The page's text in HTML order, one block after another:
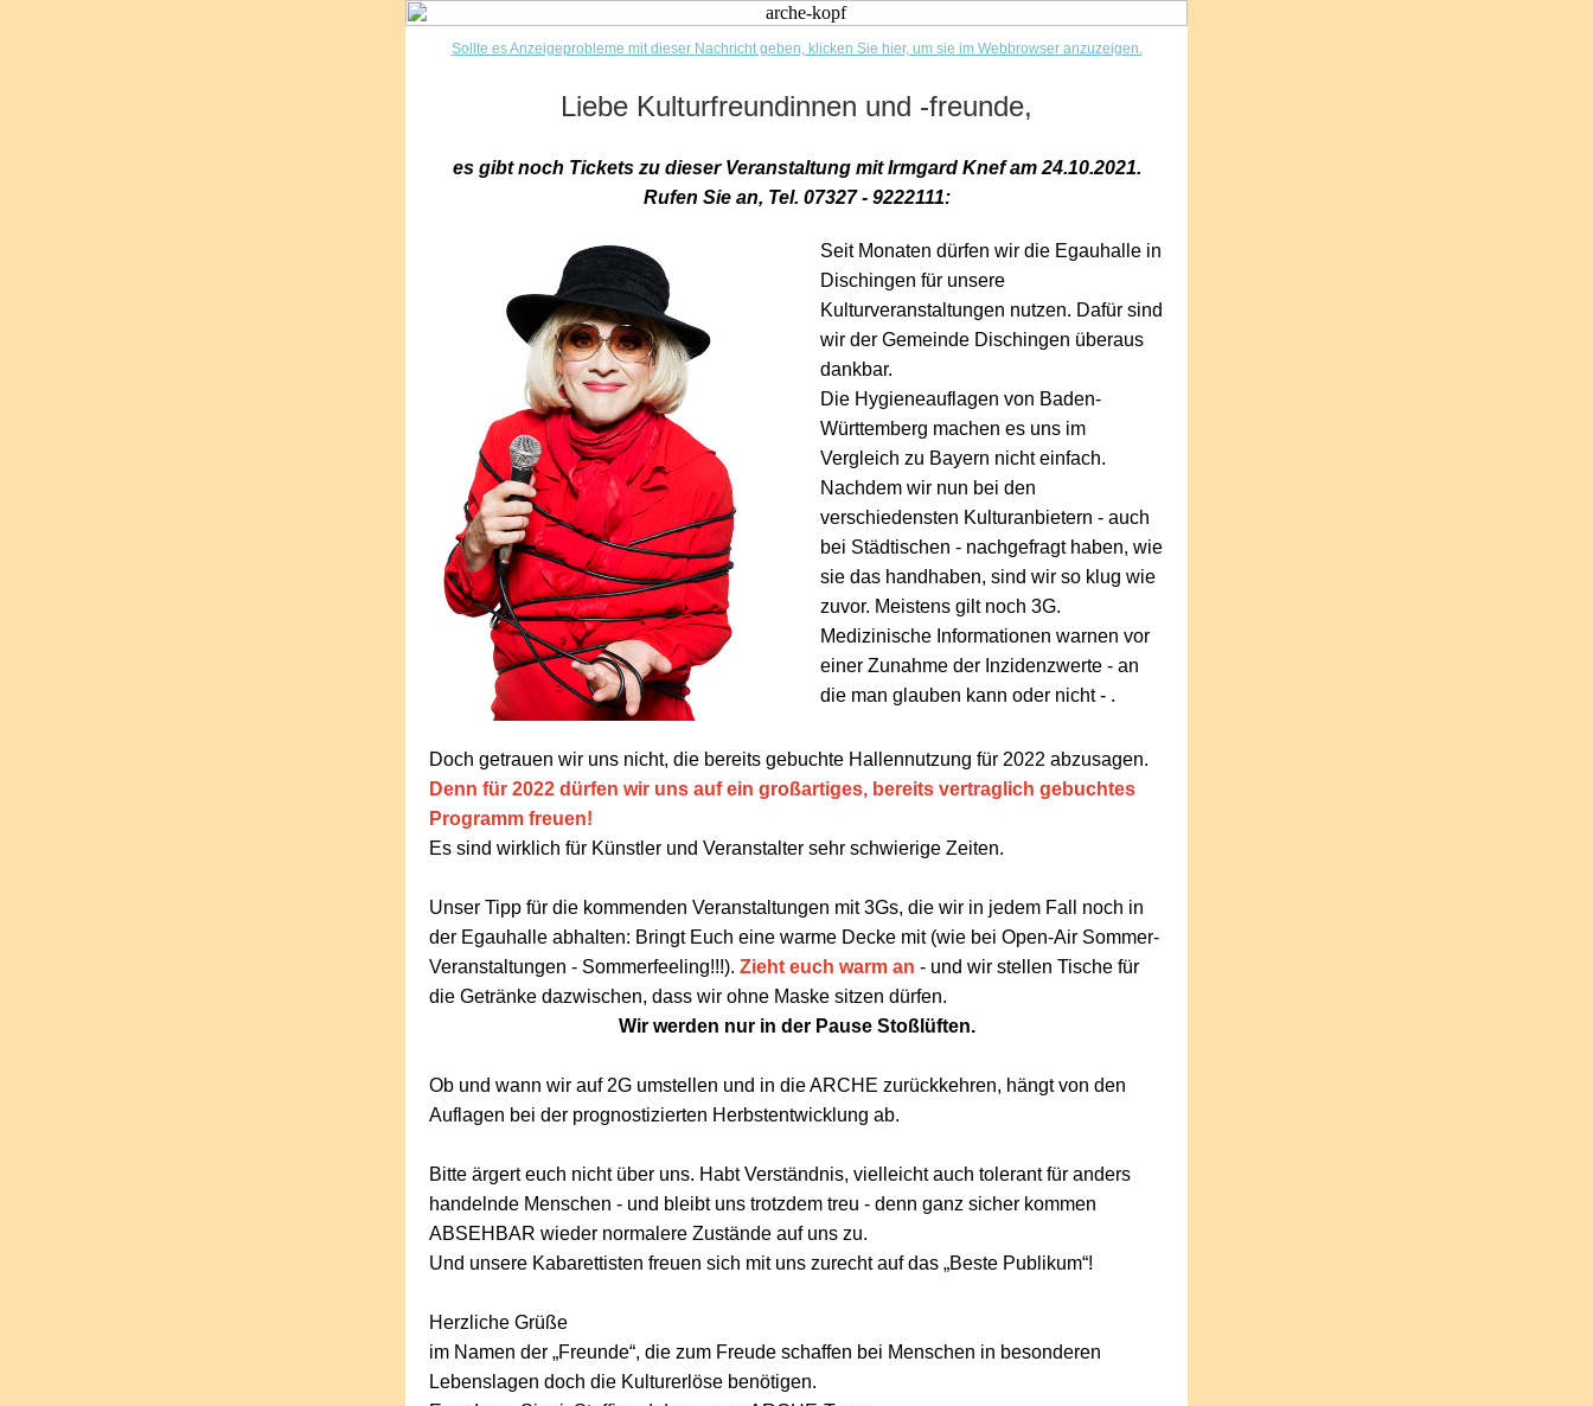
Sollte es Anzeigeprobleme mit dieser Nachricht geben, klicken Sie hier, um sie im Webbrowser anzuzeigen.
Liebe Kulturfreundinnen und -freunde,
es gibt noch Tickets zu dieser Veranstaltung mit Irmgard Knef am 24.10.2021.
Rufen Sie an, Tel. 07327 - 9222111:
Seit Monaten dürfen wir die Egauhalle in
Dischingen für unsere
Kulturveranstaltungen nutzen. Dafür sind
wir der Gemeinde Dischingen überaus
dankbar.
Die Hygieneauflagen von Baden-
Württemberg machen es uns im
Vergleich zu Bayern nicht einfach.
Nachdem wir nun bei den
verschiedensten Kulturanbietern - auch
bei Städtischen - nachgefragt haben, wie
sie das handhaben, sind wir so klug wie
zuvor. Meistens gilt noch 3G.
Medizinische Informationen warnen vor
einer Zunahme der Inzidenzwerte - an
die man glauben kann oder nicht - .
Doch getrauen wir uns nicht, die bereits gebuchte Hallennutzung für 2022 abzusagen.
Denn für 2022 dürfen wir uns auf ein großartiges, bereits vertraglich gebuchtes
Programm freuen!
Es sind wirklich für Künstler und Veranstalter sehr schwierige Zeiten.
Unser Tipp für die kommenden Veranstaltungen mit 3Gs, die wir in jedem Fall noch in
der Egauhalle abhalten: Bringt Euch eine warme Decke mit (wie bei Open-Air Sommer-
Veranstaltungen - Sommerfeeling!!!). Zieht euch warm an - und wir stellen Tische für
die Getränke dazwischen, dass wir ohne Maske sitzen dürfen.
Wir werden nur in der Pause Stoßlüften.
Ob und wann wir auf 2G umstellen und in die ARCHE zurückkehren, hängt von den
Auflagen bei der prognostizierten Herbstentwicklung ab.
Bitte ärgert euch nicht über uns. Habt Verständnis, vielleicht auch tolerant für anders
handelnde Menschen - und bleibt uns trotzdem treu - denn ganz sicher kommen
ABSEHBAR wieder normalere Zustände auf uns zu.
Und unsere Kabarettisten freuen sich mit uns zurecht auf das „Beste Publikum“!
Herzliche Grüße
im Namen der „Freunde“, die zum Freude schaffen bei Menschen in besonderen
Lebenslagen doch die Kulturerlöse benötigen.